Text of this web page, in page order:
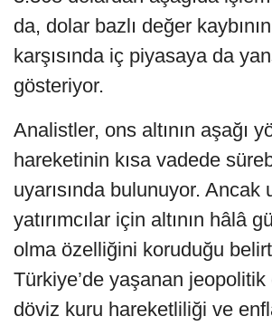
da, dolar bazlı değer
karşısında iç piyasaya da
gösteriyor.
Analistler, ons altının aşağı
hareketinin kısa vadede
uyarısında bulunuyor. Ancak
yatırımcılar için altının hâlâ
olma özelliğini koruduğu
Türkiye’de yaşanan
döviz kuru hareketliliği ve